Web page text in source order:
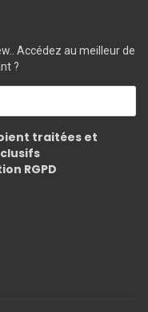
Accédez au meilleur de
?
traitées et
RGPD